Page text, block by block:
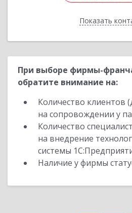
ПоказатьНазад
При выборе фирмы-
обратите внимание на:
Количество клиентов
на сопровождении у
Количество
на внедрение
системы
Наличие у фирмы